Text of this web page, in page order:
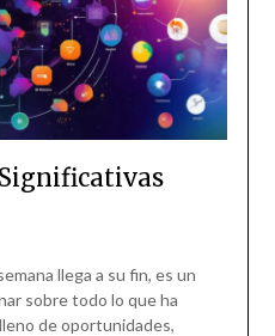
llega a su fin, es un
sobre todo lo que ha
de oportunidades,